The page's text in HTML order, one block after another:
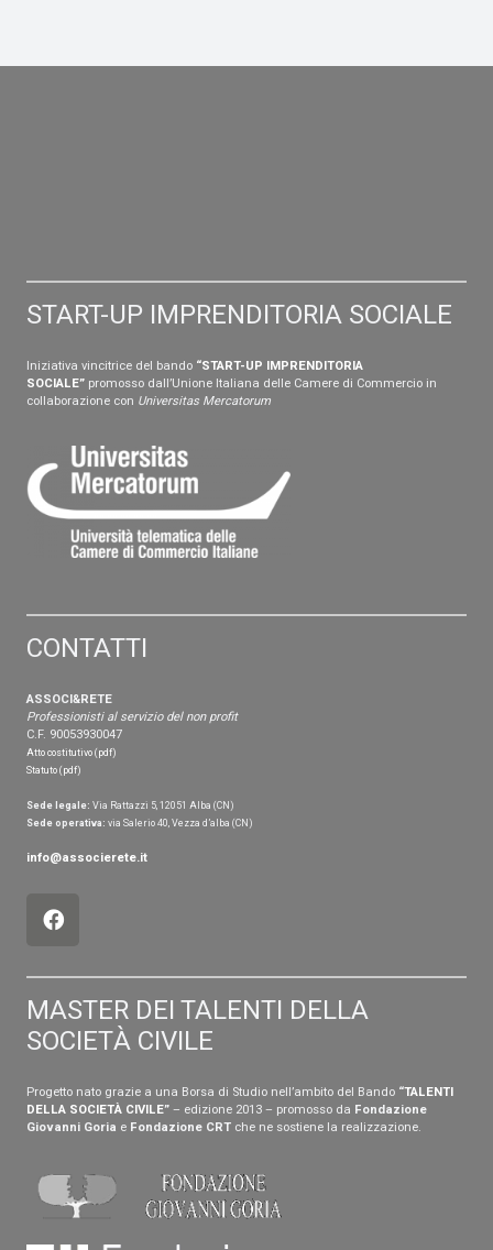
CONTATTI
ASSOCI&RETE
Professionisti al servizio del non profit
C.F. 90053930047
Atto costitutivo (pdf)
Statuto (pdf)
Sede legale: Via Rattazzi 5, 12051 Alba (CN)
Sede operativa: via Salerio 40, Vezza d’alba (CN)
info@associerete.it
MASTER DEI TALENTI DELLA
SOCIETÀ CIVILE
Progetto nato grazie a una Borsa di Studio nell’ambito del Bando “TALENTI
DELLA SOCIETÀ CIVILE”– edizione 2013 – promosso da Fondazione
Giovanni Goria e Fondazione CRT che ne sostiene la realizzazione.
START-UP IMPRENDITORIA SOCIALE
Iniziativa vincitrice del bando “START-UP IMPRENDITORIA
SOCIALE” promosso dall’Unione Italiana delle Camere di Commercio in
collaborazione con Universitas Mercatorum